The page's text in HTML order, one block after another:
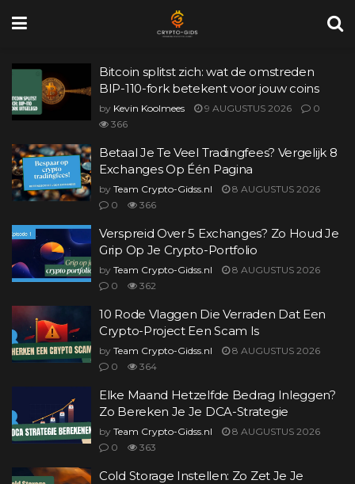
Bitcoin splitst zich: wat de omstreden
BIP-110-fork betekent voor jouw coins
by Kevin Koolmees 9 AUGUSTUS 2026
0
366
Betaal Je Te Veel Tradingfees? Vergelijk 8
Exchanges Op Één Pagina
by Team Crypto-Gidss.nl
8 AUGUSTUS 2026
0
366
Verspreid Over 5 Exchanges? Zo Houd Je
Grip Op Je Crypto-Portfolio
by Team Crypto-Gidss.nl
8 AUGUSTUS 2026
0
362
10 Rode Vlaggen Die Verraden Dat Een
Crypto-Project Een Scam Is
by Team Crypto-Gidss.nl
8 AUGUSTUS 2026
0
364
Elke Maand Hetzelfde Bedrag Inleggen?
Zo Bereken Je Je DCA-Strategie
by Team Crypto-Gidss.nl
8 AUGUSTUS 2026
0
363
Cold Storage Instellen: Zo Zet Je Je